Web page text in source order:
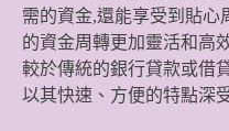
需的資金,還能享受到貼心
的資金周轉更加靈活和高
較於傳統的銀行貸款或借
以其快速、方便的特點深